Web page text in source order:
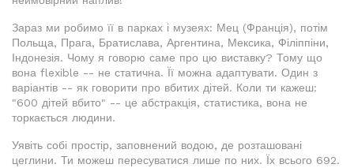
Зараз ми робимо її в парках і музеях: Мец (Франція), потім
Польща, Прага, Братислава, Аргентина, Мексика, Філіппіни,
Індонезія. Чому я говорю саме про цю виставку? Тому що
вона flexible -- не статична. Її можна адаптувати. Один з
варіантів -- як говорити про вбитих дітей. Коли ти кажеш:
"600 дітей вбито" -- це абстракція, статистика, вона не
торкається людини.
Уявіть собі простір, заповнений водою, де розташовані
цеглини. Ти можеш пересуватися лише по них. Їх всього 692.